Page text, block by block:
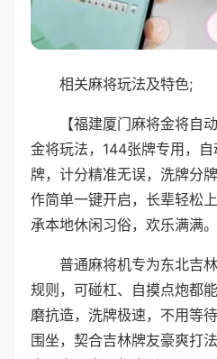
相关麻将玩法及特色;
【福建厦门麻将金将自
金将玩法，144张牌专用，
牌，计分精准无误，洗牌分
作简单一键开启，长辈轻松
承本地休闲习俗，欢乐满满。
普通麻将机专为东北吉
规则，可碰杠、自摸点炮都
磨抗造，洗牌极速，不用等
围坐，契合吉林牌友豪爽打